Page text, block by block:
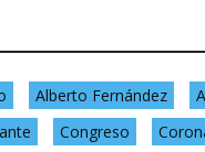
Alberto Fernández
Congreso